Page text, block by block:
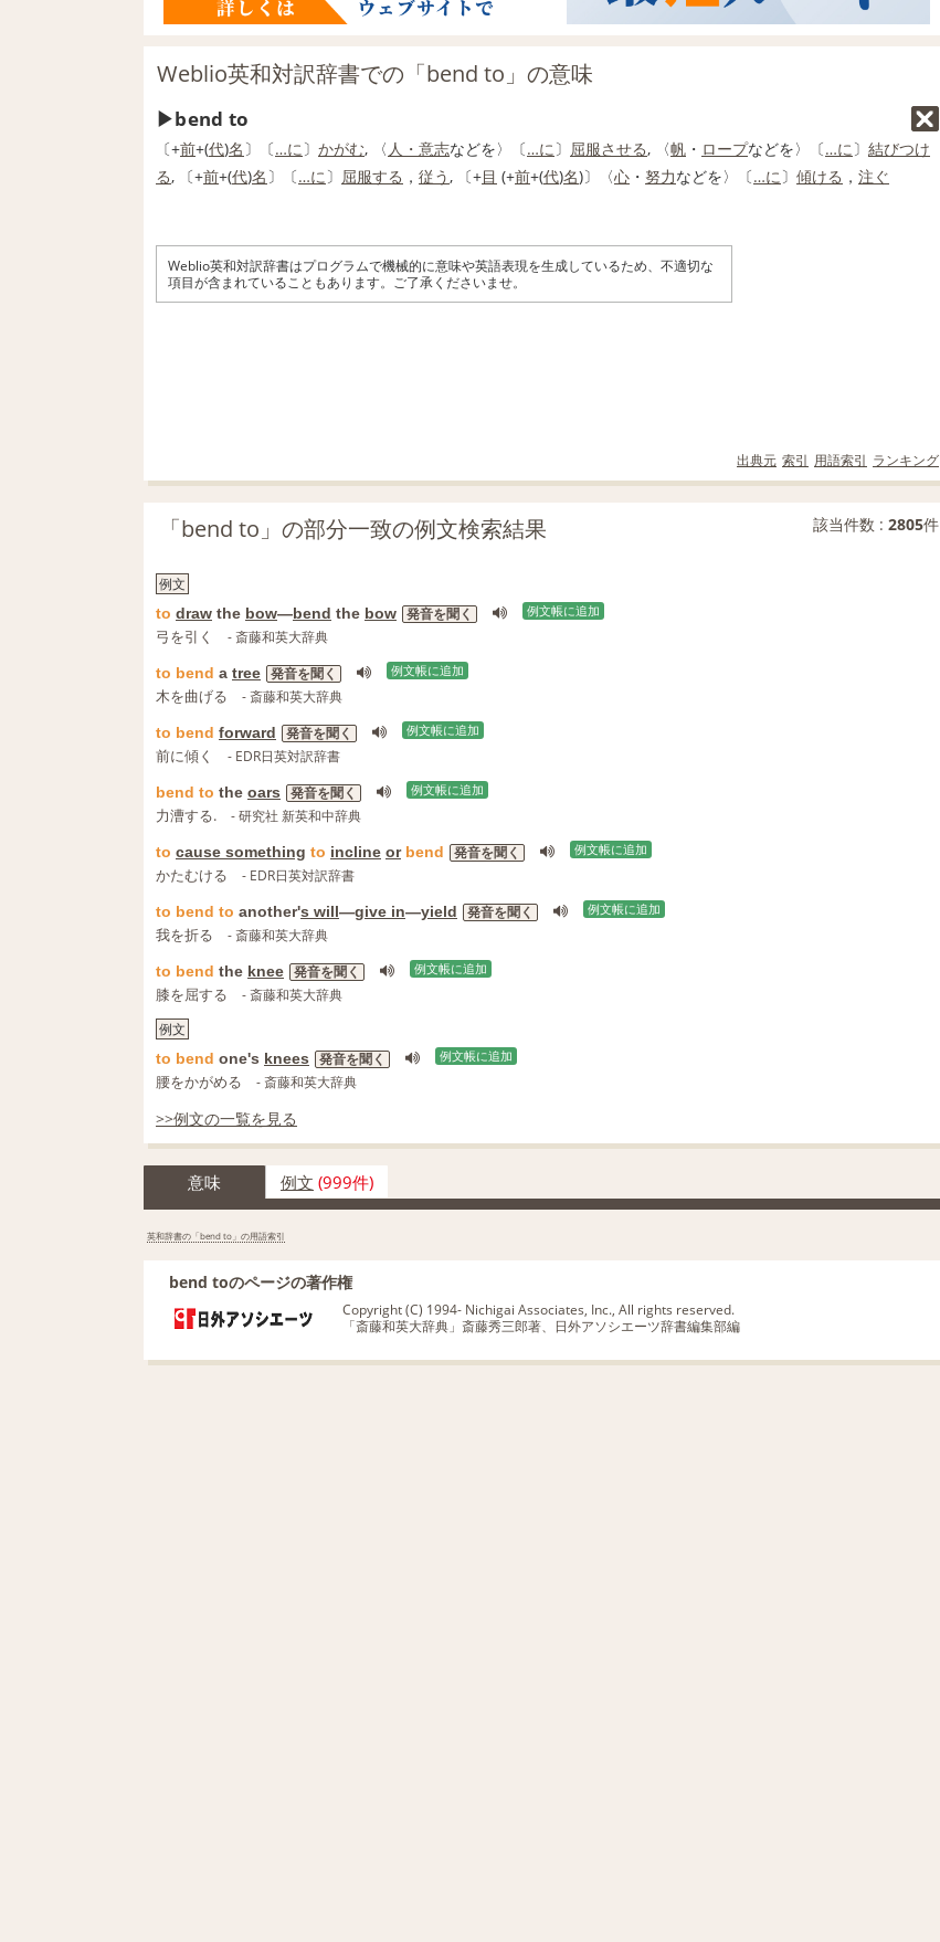
Weblio英和対訳辞書での「bend to」の意味
bend to
〔+前+(代)名 〕〔…に 〕 かがむ, 〈 人・意志などを〉〔…に 〕 屈服させる, 〈帆 ・ ロープなどを〉〔…に 〕 結びつけ
る, 〔+前+(代)名 〕〔…に 〕 屈服する ， 従う , 〔+目 (+前+(代)名)〕〈心 ・ 努力などを〉〔…に 〕 傾ける ， 注ぐ
Weblio英和対訳辞書はプログラムで機械的に意味や英語表現を生成しているため、不適切な
項目が含まれていることもあります。ご了承くださいませ。
出典元 索引 用語索引 ランキング
「bend to」の部分一致の例文検索結果 該当件数 : 2805件
例文
to draw the bow―bend the bow 発音を聞く 例文帳に追加
弓を引く - 斎藤和英大辞典
to bend a tree 発音を聞く 例文帳に追加
木を曲げる - 斎藤和英大辞典
to bend forward 発音を聞く 例文帳に追加
前に傾く - EDR日英対訳辞書
bend to the oars 発音を聞く 例文帳に追加
力漕する. - 研究社 新英和中辞典
to cause something to incline or bend 発音を聞く 例文帳に追加
かたむける - EDR日英対訳辞書
to bend to another's will―give in―yield 発音を聞く 例文帳に追加
我を折る - 斎藤和英大辞典
to bend the knee 発音を聞く 例文帳に追加
膝を屈する
- 斎藤和英大辞典
例文
to bend one's knees 発音を聞く 例文帳に追加
腰をかがめる - 斎藤和英大辞典
>>例文の一覧を見る
意味 例文 (999件)
英和辞書の「bend to」の用語索引
bend toのページの著作権
Copyright (C) 1994- Nichigai Associates, Inc., All rights reserved.
「斎藤和英大辞典」斎藤秀三郎著、日外アソシエーツ辞書編集部編